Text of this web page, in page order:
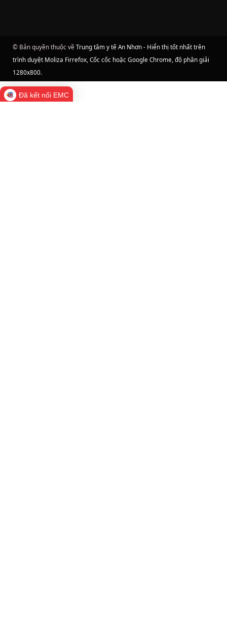
© Bản quyền thuộc về Trung tâm y tế An Nhơn - Hiển thị tốt nhất trên
trình duyệt Moliza Firrefox, Cốc cốc hoặc Google Chrome, độ phân giải
1280x800.
Đã kết nối EMC